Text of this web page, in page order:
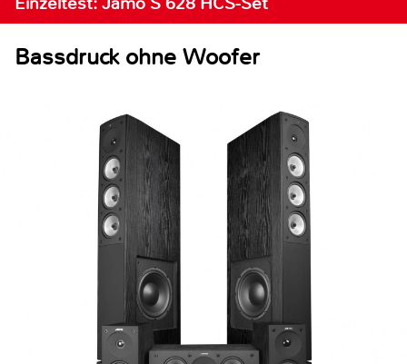
Bassdruck ohne Woofer